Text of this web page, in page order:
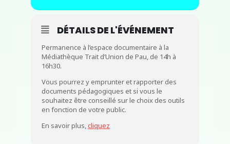
DÉTAILS DE L'ÉVÉNEMENT
Permanence à l’espace documentaire à la
Médiathèque Trait d’Union de Pau, de 14h à
16h30.
Vous pourrez y emprunter et rapporter des
documents pédagogiques et si vous le
souhaitez être conseillé sur le choix des outils
en fonction de votre public.
En savoir plus,cliquez